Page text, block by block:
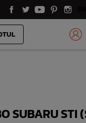
SUBARU STI